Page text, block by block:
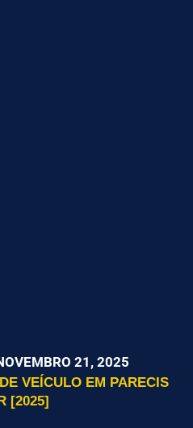
21, 2025
VEÍCULO EM PARECIS
[2025]